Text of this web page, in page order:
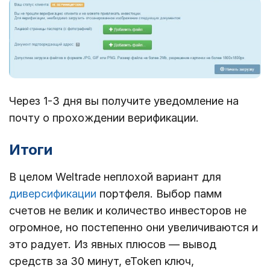
Через 1-3 дня вы получите уведомление на
почту о прохождении верификации.
Итоги
В целом Weltrade неплохой вариант для
диверсификации портфеля. Выбор памм
счетов не велик и количество инвесторов не
огромное, но постепенно они увеличиваются и
это радует. Из явных плюсов — вывод
средств за 30 минут, eToken ключ,